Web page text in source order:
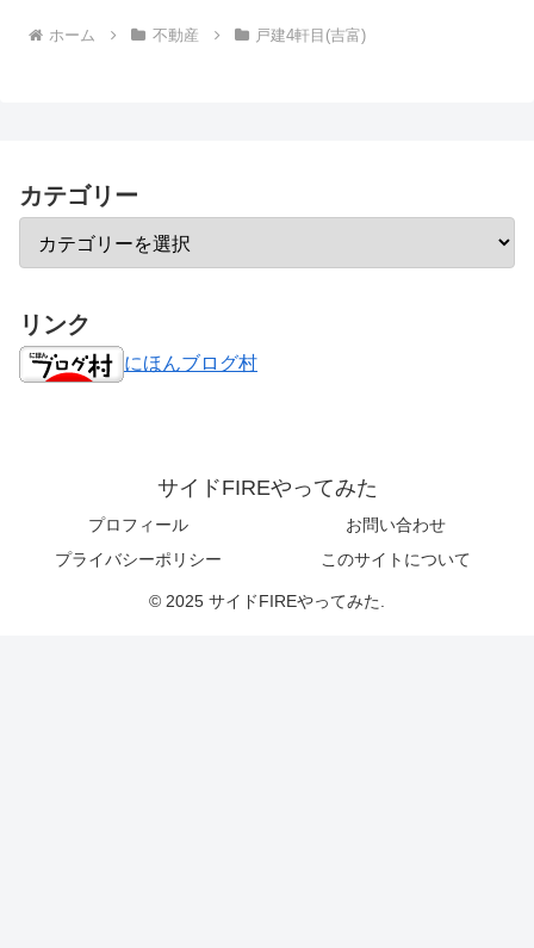
ホーム 不動産 戸建4軒目(吉富)
カテゴリー
リンク
にほんブログ村
サイドFIREやってみた
プロフィール
お問い合わせ
プライバシーポリシー
このサイトについて
© 2025 サイドFIREやってみた.